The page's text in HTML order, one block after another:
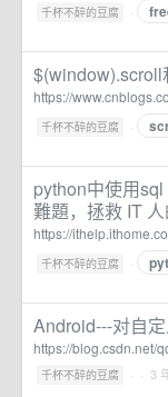
千杯不醉的豆腐 ·
https://
千杯不醉的豆腐 ·
python中使用
難題，拯救 IT
https://
千杯不醉的豆腐 ·
Android---对自
https://blog.csdn.net/
千杯不醉的豆腐 · · 3